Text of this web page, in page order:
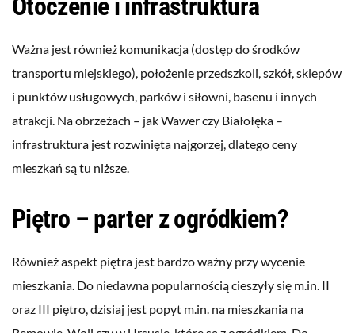
Otoczenie i infrastruktura
Ważna jest również komunikacja (dostęp do środków
transportu miejskiego), położenie przedszkoli, szkół, sklepów
i punktów usługowych, parków i siłowni, basenu i innych
atrakcji. Na obrzeżach – jak Wawer czy Białołęka –
infrastruktura jest rozwinięta najgorzej, dlatego ceny
mieszkań są tu niższe.
Piętro – parter z ogródkiem?
Również aspekt piętra jest bardzo ważny przy wycenie
mieszkania. Do niedawna popularnością cieszyły się m.in. II
oraz III piętro, dzisiaj jest popyt m.in. na mieszkania na